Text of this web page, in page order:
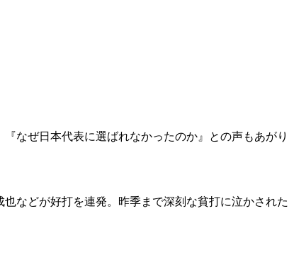
なぜ日本代表に選ばれなかったのか』との声もあがり
などが好打を連発。昨季まで深刻な貧打に泣かされた